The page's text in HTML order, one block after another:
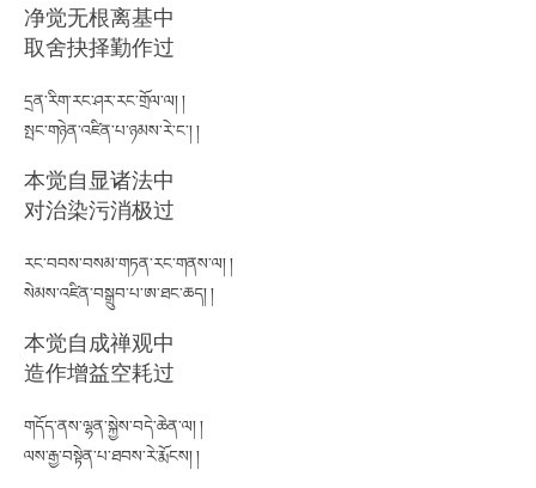
净觉无根离基中
取舍抉择勤作过
དྲན་རིག་རང་ཤར་རང་གྲོལ་ལ། །
སྤང་གཉེན་འཛིན་པ་ཉམས་རེ་ང་། །
本觉自显诸法中
对治染污消极过
རང་བབས་བསམ་གཏན་རང་གནས་ལ། །
སེམས་འཛིན་བསྒྲུབ་པ་ཨ་ཐང་ཆད། །
本觉自成禅观中
造作增益空耗过
གདོད་ནས་ལྷན་སྐྱེས་བདེ་ཆེན་ལ། །
ལས་རྒྱ་བསྟེན་པ་ཐབས་རེ་རྨོངས། །